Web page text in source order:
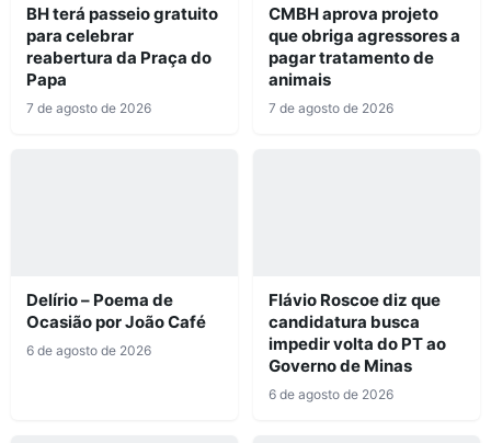
BH terá passeio gratuito
para celebrar
reabertura da Praça do
Papa
7 de agosto de 2026
CMBH aprova projeto
que obriga agressores a
pagar tratamento de
animais
7 de agosto de 2026
Delírio – Poema de
Ocasião por João Café
6 de agosto de 2026
Flávio Roscoe diz que
candidatura busca
impedir volta do PT ao
Governo de Minas
6 de agosto de 2026